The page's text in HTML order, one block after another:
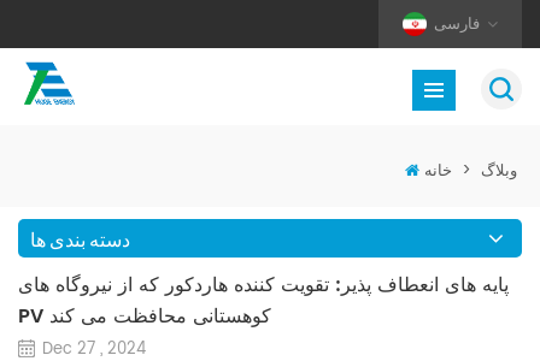
فارسی
خانه > وبلاگ
دسته بندی ها
پایه های انعطاف پذیر: تقویت کننده هاردکور که از نیروگاه های
PV کوهستانی محافظت می کند
Dec 27 , 2024